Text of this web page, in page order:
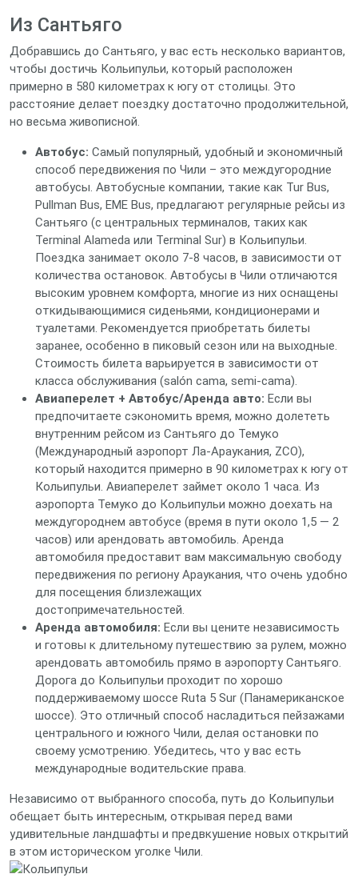
Из Сантьяго
Добравшись до Сантьяго, у вас есть несколько вариантов,
чтобы достичь Кольипульи, который расположен
примерно в 580 километрах к югу от столицы. Это
расстояние делает поездку достаточно продолжительной,
но весьма живописной.
Автобус: Самый популярный, удобный и экономичный
способ передвижения по Чили – это междугородние
автобусы. Автобусные компании, такие как Tur Bus,
Pullman Bus, EME Bus, предлагают регулярные рейсы из
Сантьяго (с центральных терминалов, таких как
Terminal Alameda или Terminal Sur) в Кольипульи.
Поездка занимает около 7-8 часов, в зависимости от
количества остановок. Автобусы в Чили отличаются
высоким уровнем комфорта, многие из них оснащены
откидывающимися сиденьями, кондиционерами и
туалетами. Рекомендуется приобретать билеты
заранее, особенно в пиковый сезон или на выходные.
Стоимость билета варьируется в зависимости от
класса обслуживания (salón cama, semi-cama).
Авиаперелет + Автобус/Аренда авто: Если вы
предпочитаете сэкономить время, можно долететь
внутренним рейсом из Сантьяго до Темуко
(Международный аэропорт Ла-Араукания, ZCO),
который находится примерно в 90 километрах к югу от
Кольипульи. Авиаперелет займет около 1 часа. Из
аэропорта Темуко до Кольипульи можно доехать на
междугороднем автобусе (время в пути около 1,5 — 2
часов) или арендовать автомобиль. Аренда
автомобиля предоставит вам максимальную свободу
передвижения по региону Араукания, что очень удобно
для посещения близлежащих
достопримечательностей.
Аренда автомобиля: Если вы цените независимость
и готовы к длительному путешествию за рулем, можно
арендовать автомобиль прямо в аэропорту Сантьяго.
Дорога до Кольипульи проходит по хорошо
поддерживаемому шоссе Ruta 5 Sur (Панамериканское
шоссе). Это отличный способ насладиться пейзажами
центрального и южного Чили, делая остановки по
своему усмотрению. Убедитесь, что у вас есть
международные водительские права.
Независимо от выбранного способа, путь до Кольипульи
обещает быть интересным, открывая перед вами
удивительные ландшафты и предвкушение новых открытий
в этом историческом уголке Чили.